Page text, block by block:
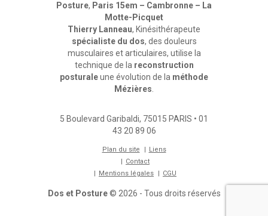
Posture, Paris 15em – Cambronne – La
Motte-Picquet
Thierry Lanneau, Kinésithérapeute
spécialiste du dos, des douleurs
musculaires et articulaires, utilise la
technique de la reconstruction
posturaleune évolution de la méthode
Mézières
5 Boulevard Garibaldi, 75015 PARIS • 01
43 20 89 06
Plan du site
Liens
Contact
Mentions légales
CGU
Dos et Posture© 2026 - Tous droits réservés